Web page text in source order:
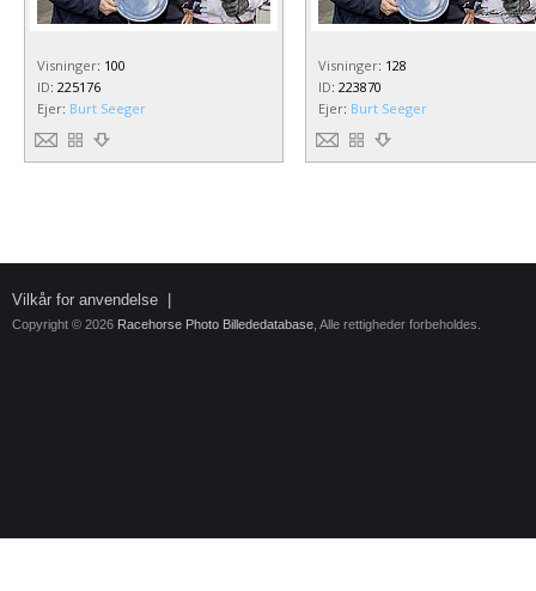
Visninger: 100
ID: 225176
Ejer: Burt Seeger
Visninger: 128
ID: 223870
Ejer: Burt Seeger
Vilkår for anvendelse
Copyright © 2026 Racehorse Photo Billededatabase , Alle rettigheder forbeholdes.